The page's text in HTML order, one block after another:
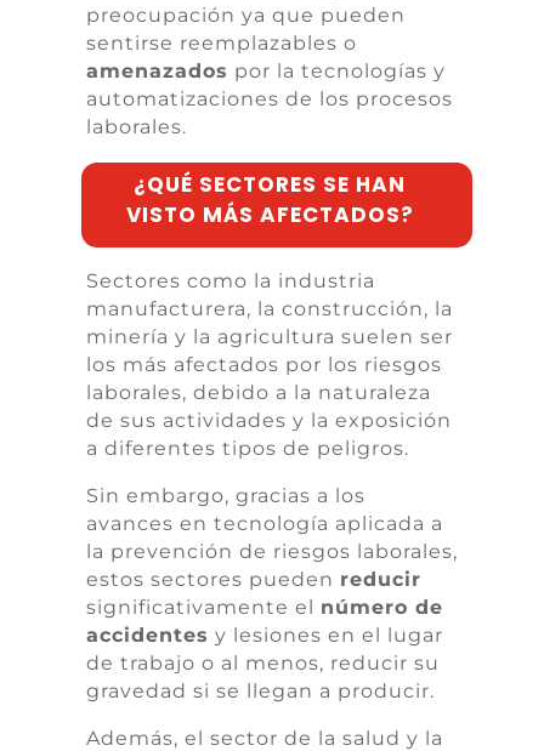
preocupación ya que pueden
sentirse reemplazables o
amenazados por la tecnologías y
automatizaciones de los procesos
laborales.
¿QUÉ SECTORES SE HAN
VISTO MÁS AFECTADOS?
Sectores como la industria
manufacturera, la construcción, la
minería y la agricultura suelen ser
los más afectados por los riesgos
laborales, debido a la naturaleza
de sus actividades y la exposición
a diferentes tipos de peligros.
Sin embargo, gracias a los
avances en tecnología aplicada a
la prevención de riesgos laborales,
estos sectores pueden reducir
significativamente el número de
accidentes y lesiones en el lugar
de trabajo o al menos, reducir su
gravedad si se llegan a producir.
Además, el sector de la salud y la